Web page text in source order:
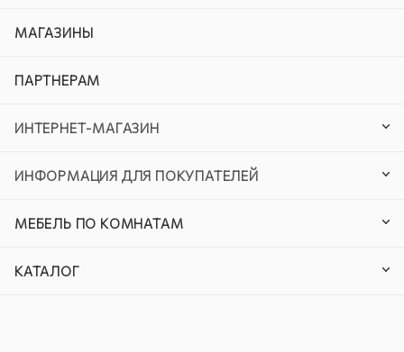
МАГАЗИНЫ
ПАРТНЕРАМ
ИНТЕРНЕТ-МАГАЗИН
ИНФОРМАЦИЯ ДЛЯ ПОКУПАТЕЛЕЙ
МЕБЕЛЬ ПО КОМНАТАМ
КАТАЛОГ